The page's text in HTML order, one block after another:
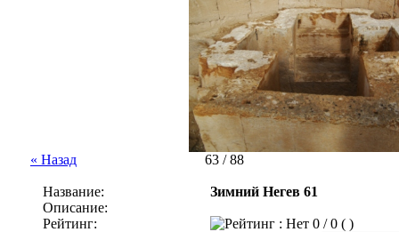
« Назад 63 / 88
Название:
Зимний Негев 61
Описание:
Рейтинг:
0 / 0 ( )